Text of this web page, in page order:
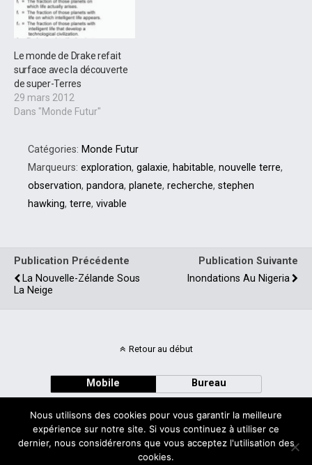
Le monde de Drake refait
surface avec la découverte
de super-Terres
29 mars 2012
Dans "Monde Futur"
Catégories: Monde Futur
Marqueurs: exploration, galaxie, habitable, nouvelle terre,
observation, pandora, planete, recherche, stephen
hawking, terre, vivable
Publication Précédente
La Nouvelle-Zélande Sous
La Neige
Publication Suivante
Inondations Au Nigeria
Retour au début
Mobile Bureau
Avec
Nous utilisons des cookies pour vous garantir la meilleure
expérience sur notre site. Si vous continuez à utiliser ce
dernier, nous considérerons que vous acceptez l'utilisation des
cookies.